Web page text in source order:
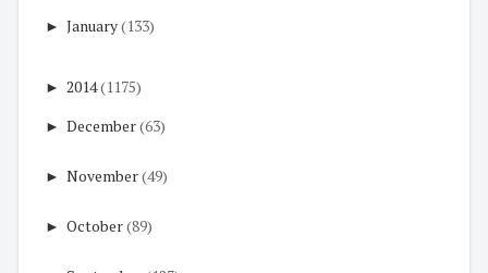
► January(133)
► 2014(1175)
► December(63)
► November(49)
► October(89)